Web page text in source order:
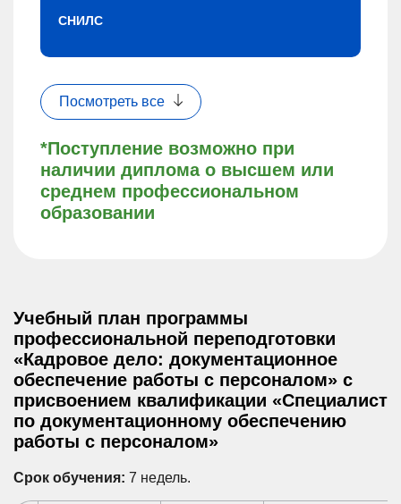
*Поступление возможно при
наличии диплома о высшем или
среднем профессиональном
образовании
СНИЛС
Посмотреть все
Учебный план программы
профессиональной переподготовки
«Кадровое дело: документационное
обеспечение работы с персоналом» с
присвоением квалификации «Специалист
по документационному обеспечению
работы с персоналом»
Срок обучения: 7 недель.